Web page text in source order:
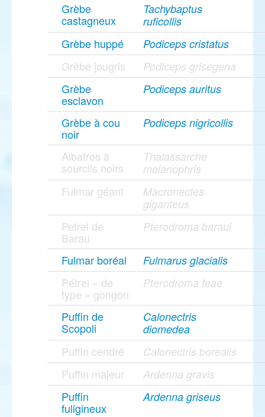
Grèbe
castagneux
Tachybaptus
ruficollis
Grèbe huppé Podiceps cristatus
Grèbe jougris Podiceps grisegena
Grèbe
esclavon
Podiceps auritus
Grèbe à cou
noir
Podiceps nigricollis
Albatros à
sourcils noirs
Thalassarche
melanophris
Fulmar géant
Macronectes
giganteus
Petrel de
Barau
Pterodroma baraui
Fulmar boréal Fulmarus glacialis
Pétrel « de
type » gongon
Pterodroma feae
Puffin de
Scopoli
Calonectris
diomedea
Puffin cendré Calonectris borealis
Puffin majeur Ardenna gravis
Puffin
fuligineux
Ardenna griseus